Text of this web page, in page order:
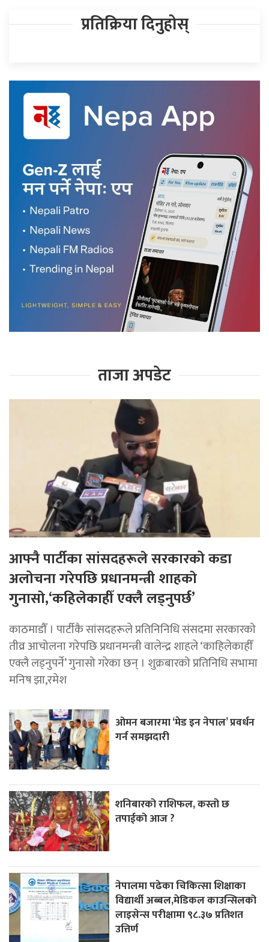
प्रतिक्रिया दिनुहोस्
ताजा अपडेट
आफ्नै पार्टीका सांसदहरूले सरकारको कडा
अलोचना गरेपछि प्रधानमन्त्री शाहकाे
गुनासाे,‘कहिलेकाहीँ एक्लै लड्नुपर्छ’
काठमाडौँ । पार्टीकै सांसदहरूले प्रतिनिनिधि संसदमा सरकारको
तीव्र आचोलना गरेपछि प्रधानमन्त्री वालेन्द्र शाहले ‘काहिलेकाहीँ
एक्लै लड्नुपर्ने’ गुनासो गरेका छन् । शुक्रबारको प्रतिनिधि सभामा
मनिष झा,रमेश
ओमन बजारमा ‘मेड इन नेपाल’ प्रवर्धन
गर्न समझदारी
शनिबारको राशिफल, कस्तो छ
तपाईको आज ?
नेपालमा पढेका चिकित्सा शिक्षाका
विद्यार्थी अब्बल,मेडिकल काउन्सिलको
लाइसेन्स परीक्षामा ९८.३७ प्रतिशत
उत्तिर्ण